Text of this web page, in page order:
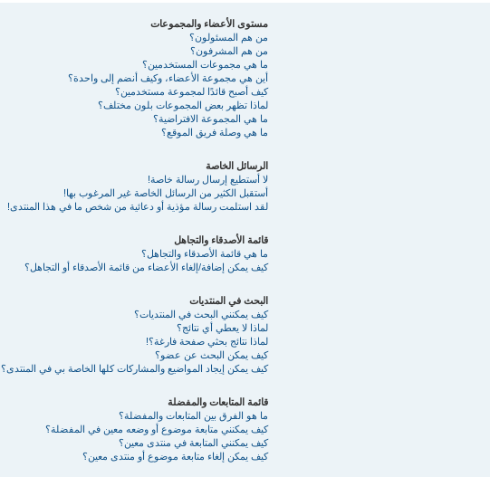
مستوى الأعضاء والمجموعات
من هم المسئولون؟
من هم المشرفون؟
ما هي مجموعات المستخدمين؟
أين هي مجموعة الأعضاء، وكيف أنضم إلى واحدة؟
كيف أصبح قائدًا لمجموعة مستخدمين؟
لماذا تظهر بعض المجموعات بلون مختلف؟
ما هي المجموعة الافتراضية؟
ما هي وصلة فريق الموقع؟
الرسائل الخاصة
لا أستطيع إرسال رسالة خاصة!
أستقبل الكثير من الرسائل الخاصة غير المرغوب بها!
لقد استلمت رسالة مؤذية أو دعائية من شخص ما في هذا المنتدى!
قائمة الأصدقاء والتجاهل
ما هي قائمة الأصدقاء والتجاهل؟
كيف يمكن إضافة/إلغاء الأعضاء من قائمة الأصدقاء أو التجاهل؟
البحث في المنتديات
كيف يمكنني البحث في المنتديات؟
لماذا لا يعطي أي نتائج؟
لماذا نتائج بحثي صفحة فارغة؟!
كيف يمكن البحث عن عضو؟
كيف يمكن إيجاد المواضيع والمشاركات كلها الخاصة بي في المنتدى؟
قائمة المتابعات والمفضلة
ما هو الفرق بين المتابعات والمفضلة؟
كيف يمكنني متابعة موضوع أو وضعه معين في المفضلة؟
كيف يمكنني المتابعة في منتدى معين؟
كيف يمكن إلغاء متابعة موضوع أو منتدى معين؟